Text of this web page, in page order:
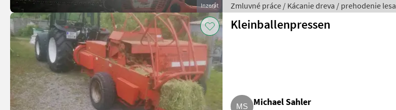
Inzerát Zmluvné práce / Kácanie dreva / prehodenie lesa
Kleinballenpressen
Michael Sahler